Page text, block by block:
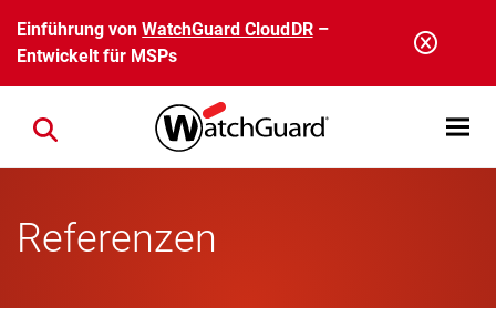
Direkt zum Inhalt
Einführung vonWatchGuard CloudDR–
Entwickelt für MSPs
Open
Close search
Referenzen